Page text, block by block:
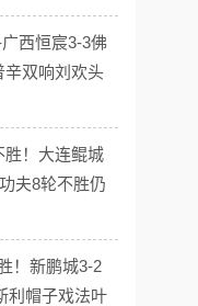
西恒宸3-3佛
辛双响刘欢头
胜！大连鲲城
夫8轮不胜仍
！新鹏城3-2
利帽子戏法叶